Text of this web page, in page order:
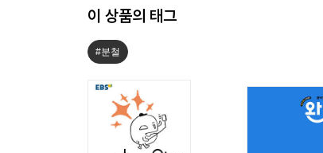
이 상품의 태그
#분철